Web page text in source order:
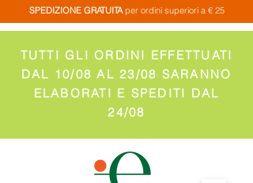
SPEDIZIONE GRATUITAper ordini superiori a € 25
TUTTI GLI ORDINI EFFETTUATI
DAL 10/08 AL 23/08 SARANNO
ELABORATI E SPEDITI DAL
24/08